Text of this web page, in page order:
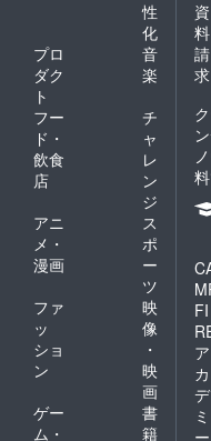
性
化
プロ
ダク
ト
音
楽
フー
ド・
飲食
店
チ
ャ
レ
ン
ジ
アニ
メ・
漫画
ス
ポ
ー
ツ
ファ
ッ
ショ
ン
映
像
・
映
画
ゲー
ム・
書
籍
資
料
請
求
FI
ア
カ
デ
ミ
ー